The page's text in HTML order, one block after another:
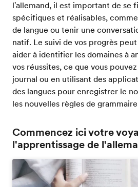
l'allemand, il est important de se
spécifiques et réalisables,
de langue ou tenir une
natif. Le suivi de vos progrès
aider à identifier les domaines à
vos réussites, ce que vous
journal ou en utilisant des
des langues pour enregistrer le
les nouvelles règles de
Commencez ici votre
l'apprentissage de